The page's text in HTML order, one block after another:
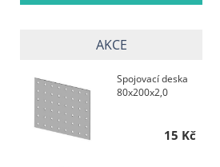
AKCE
Spojovací deska
80x200x2,0
15 Kč